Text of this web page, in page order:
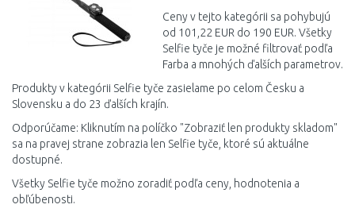
Ceny v tejto kategórii sa pohybujú
od 101,22 EUR do 190 EUR. Všetky
Selfie tyče je možné filtrovať podľa
Farba a mnohých ďalších parametrov.
Produkty v kategórii Selfie tyče zasielame po celom Česku a
Slovensku a do 23 ďalších krajín.
Odporúčame: Kliknutím na políčko "Zobraziť len produkty skladom"
sa na pravej strane zobrazia len Selfie tyče, ktoré sú aktuálne
dostupné.
Všetky Selfie tyče možno zoradiť podľa ceny, hodnotenia a
obľúbenosti.